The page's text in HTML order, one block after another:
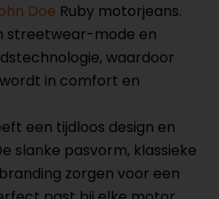
Doe Ruby motorjeans.
streetwear-mode en
waardoor
in comfort en
een tijdloos design en
slanke pasvorm, klassieke
zorgen voor een